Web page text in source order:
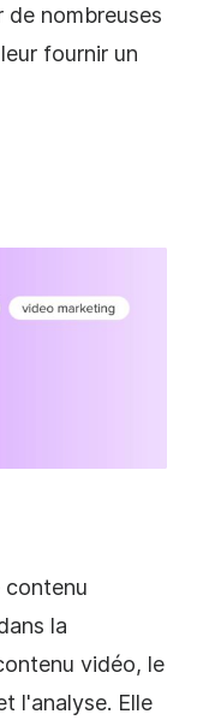
de nombreuses
fournir un
contenu
la
vidéo, le
l'analyse. Elle